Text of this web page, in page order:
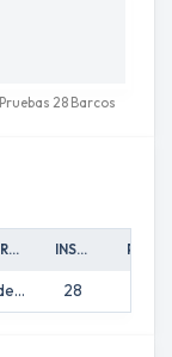
28 Barcos
CATEGORÍA INSCRIPCIONES
Copa de España 28